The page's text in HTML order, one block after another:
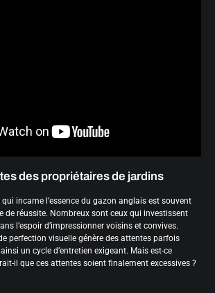
des propriétaires de jardins
qui incarne l’essence du gazon anglais est souvent
de réussite. Nombreux sont ceux qui investissent
l’espoir d’impressionner voisins et convives.
perfection visuelle génère des attentes parfois
un cycle d’entretien exigeant. Mais est-ce
il que ces attentes soient finalement excessives ?